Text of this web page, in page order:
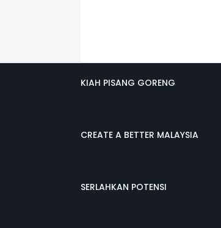
KIAH PISANG GORENG
CREATE A BETTER MALAYSIA
SERLAHKAN POTENSI